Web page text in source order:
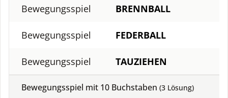
Bewegungsspiel BRENNBALL
Bewegungsspiel FEDERBALL
Bewegungsspiel TAUZIEHEN
Bewegungsspiel mit 10 Buchstaben (3 Lösung)